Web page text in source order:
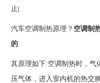
止|
汽车空调制热原理？ 空调制
的
其原理如下:空调制热时，气
压气体，进入室内机的热交